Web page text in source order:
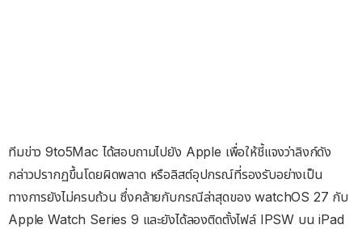
ทีมข่าว 9to5Mac ได้สอบถามไปยัง Apple เพื่อให้ชี้แจงว่าลิงก์ดัง
กล่าวปรากฏขึ้นโดยผิดพลาด หรือลิสต์อุปกรณ์ที่รองรับอย่างเป็น
ทางการยังไม่ครบถ้วน ซึ่งคล้ายกับกรณีล่าสุดของ watchOS 27 กับ
Apple Watch Series 9 และยังได้ลองติดตั้งไฟล์ IPSW บน iPad